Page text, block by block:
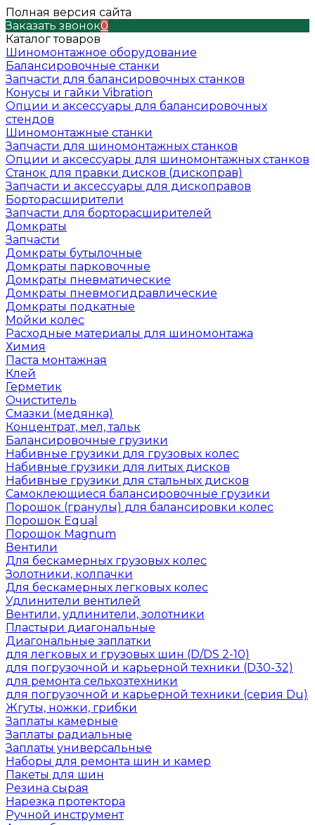
Полная версия сайта
Заказать звонок0
Каталог товаров
Шиномонтажное оборудование
Балансировочные станки
Запчасти для балансировочных станков
Конусы и гайки Vibration
Опции и аксессуары для балансировочных
стендов
Шиномонтажные станки
Запчасти для шиномонтажных станков
Опции и аксессуары для шиномонтажных станков
Станок для правки дисков (дископрав)
Запчасти и аксессуары для дископравов
Борторасширители
Запчасти для борторасширителей
Домкраты
Запчасти
Домкраты бутылочные
Домкраты парковочные
Домкраты пневматические
Домкраты пневмогидравлические
Домкраты подкатные
Мойки колес
Расходные материалы для шиномонтажа
Химия
Паста монтажная
Клей
Герметик
Очиститель
Смазки (медянка)
Концентрат, мел, тальк
Балансировочные грузики
Набивные грузики для грузовых колес
Набивные грузики для литых дисков
Набивные грузики для стальных дисков
Самоклеющиеся балансировочные грузики
Порошок (гранулы) для балансировки колес
Порошок Equal
Порошок Magnum
Вентили
Для бескамерных грузовых колес
Золотники, колпачки
Для бескамерных легковых колес
Удлинители вентилей
Вентили, удлинители, золотники
Пластыри диагональные
Диагональные заплатки
для легковых и грузовых шин (D/DS 2-10)
для погрузочной и карьерной техники (D30-32)
для ремонта сельхозтехники
для погрузочной и карьерной техники (серия Du)
Жгуты, ножки, грибки
Заплаты камерные
Заплаты радиальные
Заплаты универсальные
Наборы для ремонта шин и камер
Пакеты для шин
Резина сырая
Нарезка протектора
Ручной инструмент